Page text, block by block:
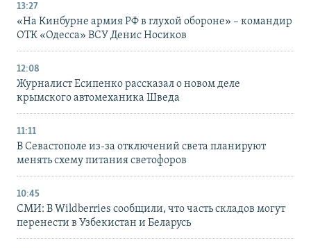
13:27
«На Кинбурне армия РФ в глухой обороне» – командир
ОТК «Одесса» ВСУ Денис Носиков
12:08
Журналист Есипенко рассказал о новом деле
крымского автомеханика Шведа
11:11
В Севастополе из-за отключений света планируют
менять схему питания светофоров
10:45
СМИ: В Wildberries сообщили, что часть складов могут
перенести в Узбекистан и Беларусь